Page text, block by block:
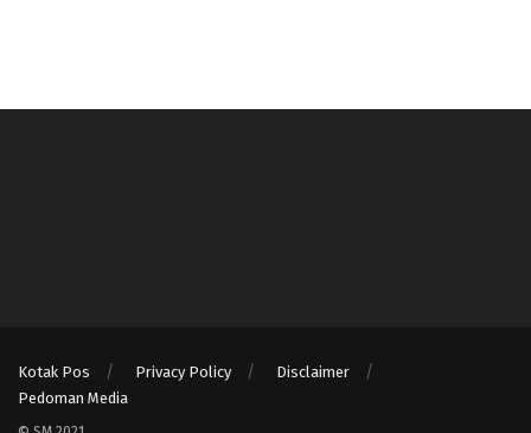
Kotak Pos Privacy Policy
Disclaimer
Pedoman Media